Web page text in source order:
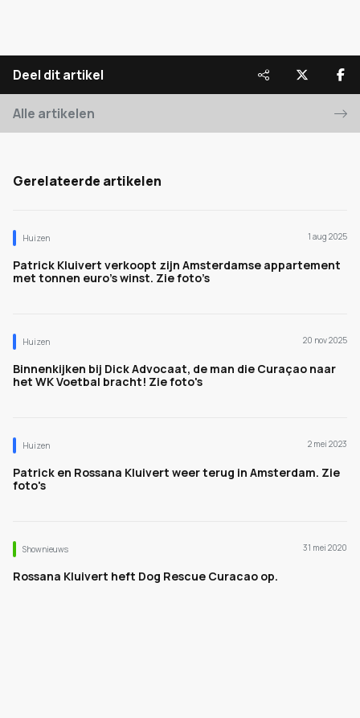
Deel dit artikel
Alle artikelen
Gerelateerde artikelen
Huizen 1 aug 2025
Patrick Kluivert verkoopt zijn Amsterdamse appartement
met tonnen euro’s winst. Zie foto’s
Huizen 20 nov 2025
Binnenkijken bij Dick Advocaat, de man die Curaçao naar
het WK Voetbal bracht! Zie foto's
Huizen 2 mei 2023
Patrick en Rossana Kluivert weer terug in Amsterdam. Zie
foto's
Shownieuws 31 mei 2020
Rossana Kluivert heft Dog Rescue Curacao op.